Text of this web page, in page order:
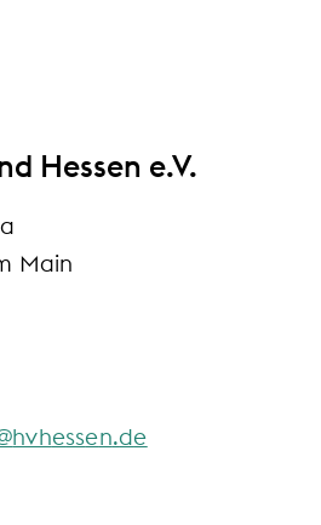
Hessen e.V.
Main
hvh ss n d